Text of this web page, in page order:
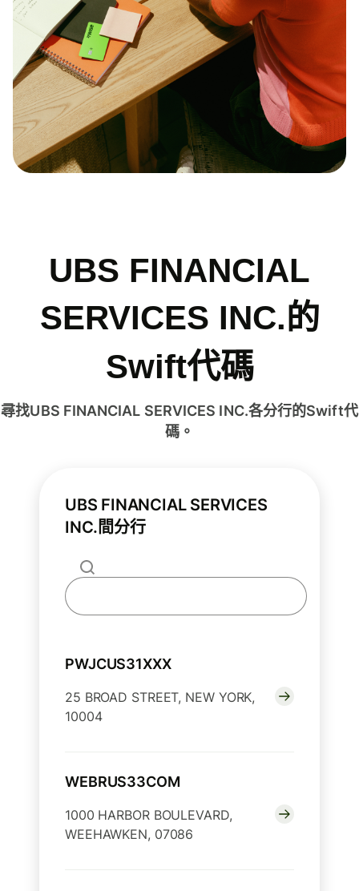
UBS FINANCIAL
SERVICES INC.的
Swift代碼
尋找UBS FINANCIAL SERVICES INC.各分行的Swift代
碼。
UBS FINANCIAL SERVICES
INC.間分行
PWJCUS31XXX
25 BROAD STREET, NEW YORK,
10004
WEBRUS33COM
1000 HARBOR BOULEVARD,
WEEHAWKEN, 07086